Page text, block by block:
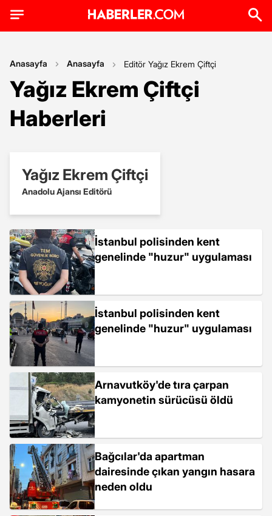
Anasayfa Anasayfa Editör Yağız Ekrem Çiftçi
Yağız Ekrem Çiftçi
Haberleri
Yağız Ekrem Çiftçi
Anadolu Ajansı Editörü
İstanbul polisinden kent
genelinde "huzur" uygulaması
İstanbul polisinden kent
genelinde "huzur" uygulaması
Arnavutköy'de tıra çarpan
kamyonetin sürücüsü öldü
Bağcılar'da apartman
dairesinde çıkan yangın hasara
neden oldu